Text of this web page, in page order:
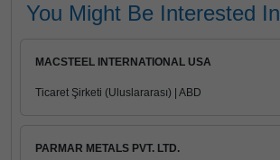
You Might Be Interested In
MACSTEEL INTERNATIONAL USA
Ticaret Şirketi (Uluslararası) | ABD
PARMAR METALS PVT. LTD.